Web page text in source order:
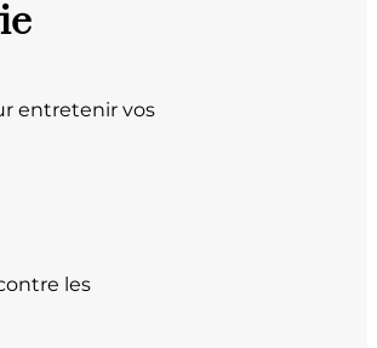
entretenir vos
les